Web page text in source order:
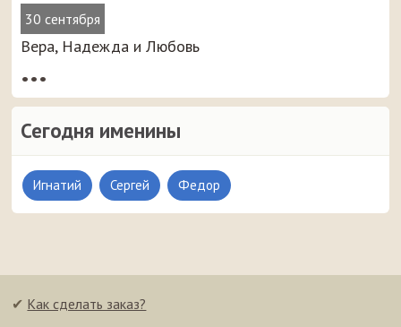
30 сентября
Вера, Надежда и Любовь
•••
Сегодня именины
Игнатий Сергей Федор
✔ Как сделать заказ?